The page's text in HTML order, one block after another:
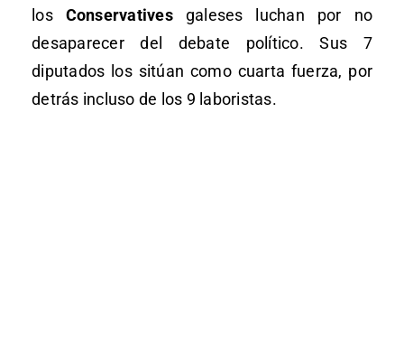
los Conservativesgaleses luchan por no
desaparecer del debate político. Sus 7
diputados los sitúan como cuarta fuerza, por
detrás incluso de los 9 laboristas.